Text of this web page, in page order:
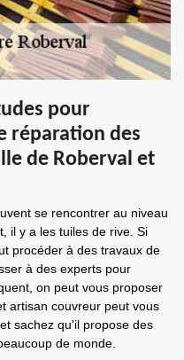
pour
réparation des
de Roberval et
se rencontrer au niveau
il y a les tuiles de rive. Si
procéder à des travaux de
à des experts pour
on peut vous proposer
artisan couvreur peut vous
sachez qu'il propose des
de monde.